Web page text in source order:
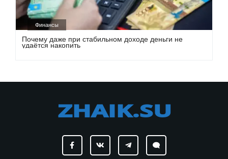
Финансы
Почему даже при стабильном доходе деньги не
удаётся накопить